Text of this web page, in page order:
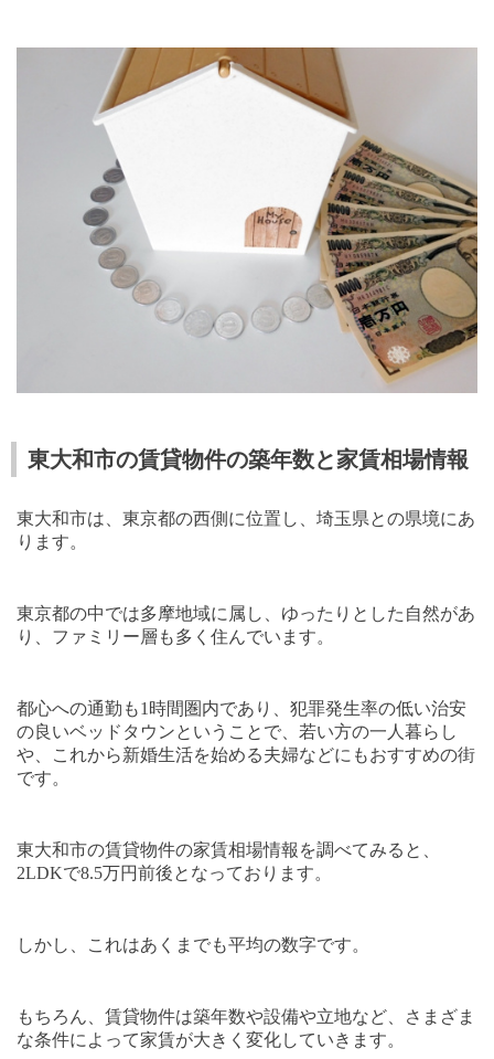
東大和市の賃貸物件の築年数と家賃相場情報
東大和市は、東京都の西側に位置し、埼玉県との県境にあ
ります。
東京都の中では多摩地域に属し、ゆったりとした自然があ
り、ファミリー層も多く住んでいます。
都心への通勤も1時間圏内であり、犯罪発生率の低い治安
の良いベッドタウンということで、若い方の一人暮らし
や、これから新婚生活を始める夫婦などにもおすすめの街
です。
東大和市の賃貸物件の家賃相場情報を調べてみると、
2LDKで8.5万円前後となっております。
しかし、これはあくまでも平均の数字です。
もちろん、賃貸物件は築年数や設備や立地など、さまざま
な条件によって家賃が大きく変化していきます。